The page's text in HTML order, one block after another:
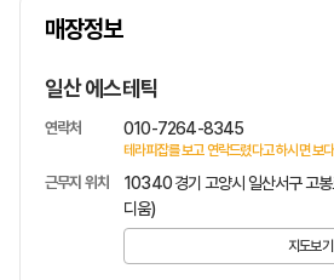
매장정보
일산 에스테틱
연락처 010-7264-8345
테라피잡를 보고 연락드렸다고 하시면 보
근무지 위치
10340 경기 고양시 일산서구 고
디움)
지도보기